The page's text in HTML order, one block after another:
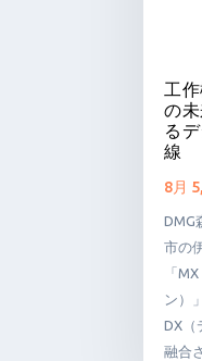
工
の
る
線
8月
DMG
市の
「
ン）
DX（
融合